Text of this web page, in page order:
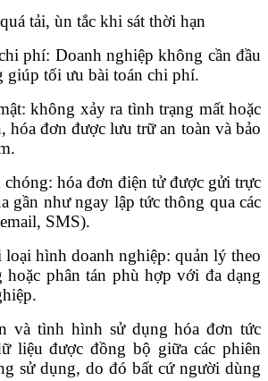
tải, ùn tắc khi sát thời hạn
phí: Doanh nghiệp không cần đầu
giúp tối ưu bài toán chi phí.
không xảy ra tình trạng mất hoặc
hóa đơn được lưu trữ an toàn và bảo
chóng: hóa đơn điện tử được gửi trực
gần như ngay lập tức thông qua các
SMS).
hình doanh nghiệp: quản lý theo
phân tán phù hợp với đa dạng
và tình hình sử dụng hóa đơn tức
liệu được đồng bộ giữa các phiên
sử dụng, do đó bất cứ người dùng